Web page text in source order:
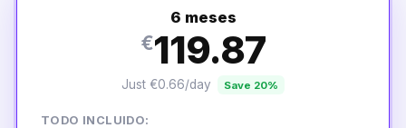
6 meses
€119.87
Just €0.66/day Save 20%
TODO INCLUIDO: